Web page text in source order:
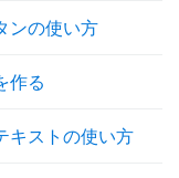
ンの使い方
作る
キストの使い方